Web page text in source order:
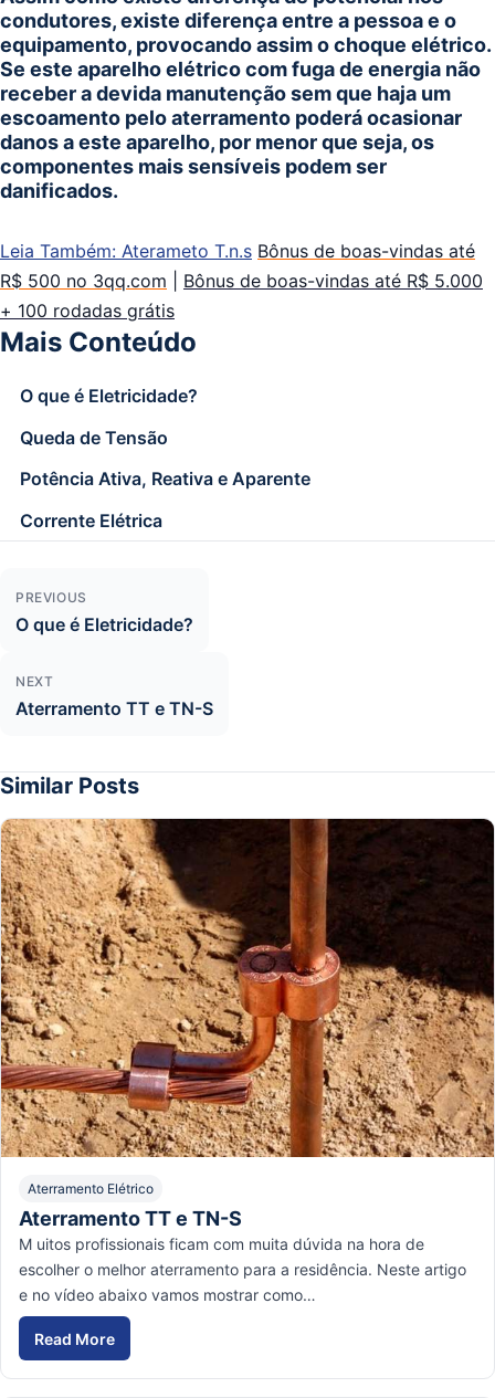
condutores, existe diferença entre a pessoa e o
equipamento, provocando assim o choque elétrico.
Se este aparelho elétrico com fuga de energia não
receber a devida manutenção sem que haja um
escoamento pelo aterramento poderá ocasionar
danos a este aparelho, por menor que seja, os
componentes mais sensíveis podem ser
danificados.
Leia Também: Aterameto T.n.s Bônus de boas-vindas até
R$ 500 no 3qq.com
Bônus de boas-vindas até R$ 5.000
+ 100 rodadas grátis
Mais Conteúdo
O que é Eletricidade?
Queda de Tensão
Potência Ativa, Reativa e Aparente
Corrente Elétrica
PREVIOUS
O que é Eletricidade?
NEXT
Aterramento TT e TN-S
Similar Posts
Aterramento Elétrico
Aterramento TT e TN-S
M uitos profissionais ficam com muita dúvida na hora de
escolher o melhor aterramento para a residência. Neste artigo
e no vídeo abaixo vamos mostrar como…
Read More